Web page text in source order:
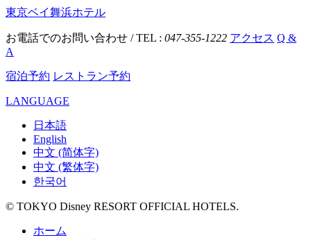
東京ベイ舞浜ホテル
お電話でのお問い合わせ / TEL : 047-355-1222 アクセス Q &
A
宿泊予約 レストラン予約
LANGUAGE
日本語
English
中文 (简体字)
中文 (繁体字)
한국어
© TOKYO Disney RESORT OFFICIAL HOTELS.
ホーム